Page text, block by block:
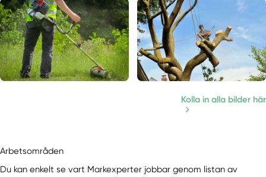
Kolla in alla bilder här
Arbetsområden
Du kan enkelt se vart Markexperter jobbar genom listan av